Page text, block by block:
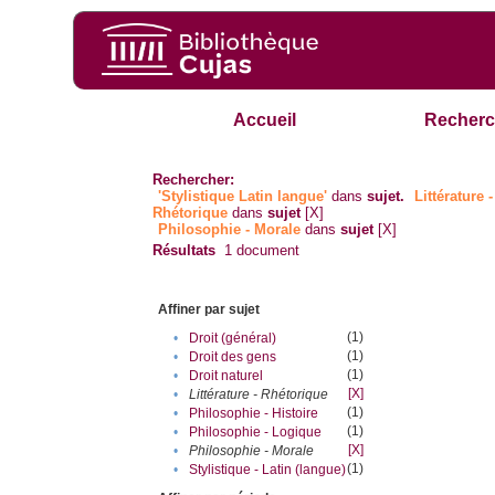
Accueil
Rechercher:
'Stylistique Latin langue' danssujet.
Littérature -
Rhétorique danssujet [X]
Philosophie - Morale danssujet [X]
Résultats 1 document
Affiner par sujet
•
Droit (général)
(1)
•
Droit des gens
(1)
•
Droit naturel
(1)
•
Littérature - Rhétorique
[X]
•
Philosophie - Histoire
(1)
•
Philosophie - Logique
(1)
•
Philosophie - Morale
[X]
•
Stylistique - Latin (langue)(1)